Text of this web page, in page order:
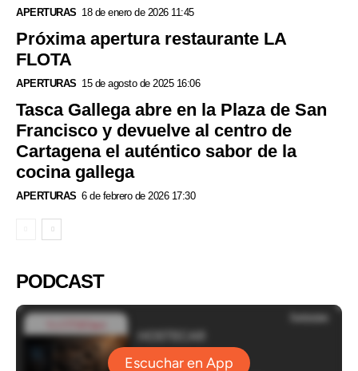
APERTURAS 18 de enero de 2026 11:45
Próxima apertura restaurante LA
FLOTA
APERTURAS 15 de agosto de 2025 16:06
Tasca Gallega abre en la Plaza de San
Francisco y devuelve al centro de
Cartagena el auténtico sabor de la
cocina gallega
APERTURAS 6 de febrero de 2026 17:30
PODCAST